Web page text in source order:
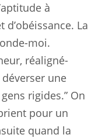
à
La
moi.
réaligné-
déverser une
rigides.” On
pour un
quand la